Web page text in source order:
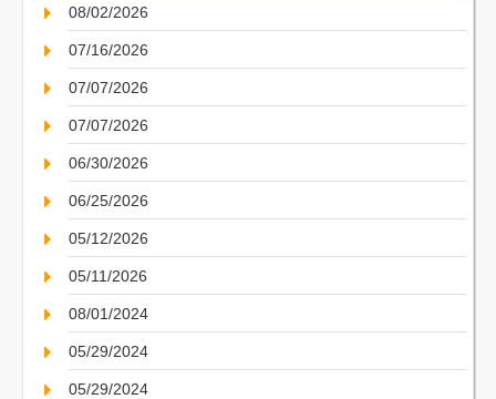
08/02/2026
07/16/2026
07/07/2026
07/07/2026
06/30/2026
06/25/2026
05/12/2026
05/11/2026
08/01/2024
05/29/2024
05/29/2024